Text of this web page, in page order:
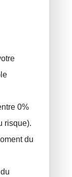
0%
risque).
du